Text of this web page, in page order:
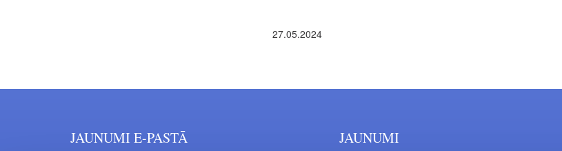
27.05.2024
JAUNUMI E-PASTĀ JAUNUMI